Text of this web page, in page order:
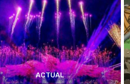
ACTUAL